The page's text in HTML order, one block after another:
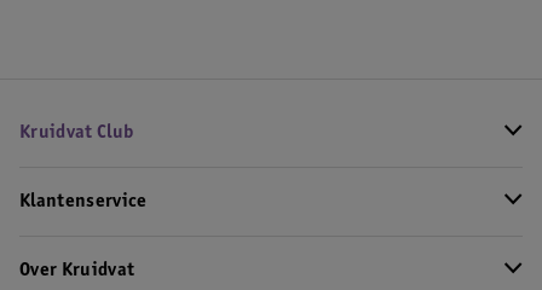
Kruidvat Club
Klantenservice
Over Kruidvat